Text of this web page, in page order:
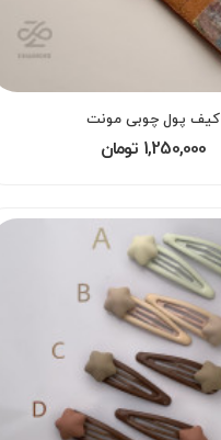
کیف پول چوبی مونت
1,250,000 تومان